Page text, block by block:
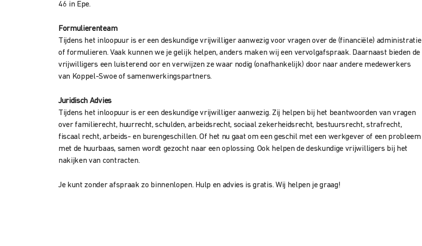
46 in Epe.
Formulierenteam
Tijdens het inloopuur is er een deskundige vrijwilliger aanwezig voor vragen over de (financiële) administratie
of formulieren. Vaak kunnen we je gelijk helpen, anders maken wij een vervolgafspraak. Daarnaast bieden de
vrijwilligers een luisterend oor en verwijzen ze waar nodig (onafhankelijk) door naar andere medewerkers
van Koppel-Swoe of samenwerkingspartners.
Juridisch Advies
Tijdens het inloopuur is er een deskundige vrijwilliger aanwezig. Zij helpen bij het beantwoorden van vragen
over familierecht, huurrecht, schulden, arbeidsrecht, sociaal zekerheidsrecht, bestuursrecht, strafrecht,
fiscaal recht, arbeids- en burengeschillen. Of het nu gaat om een geschil met een werkgever of een probleem
met de huurbaas, samen wordt gezocht naar een oplossing. Ook helpen de deskundige vrijwilligers bij het
nakijken van contracten.
Je kunt zonder afspraak zo binnenlopen. Hulp en advies is gratis. Wij helpen je graag!